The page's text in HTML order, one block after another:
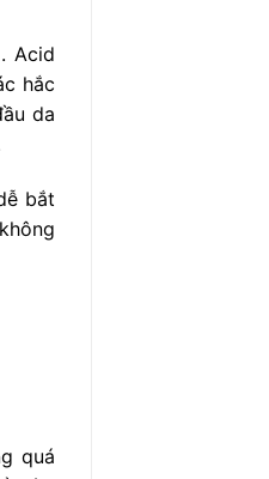
Acid
hắc
da
bắt
quá